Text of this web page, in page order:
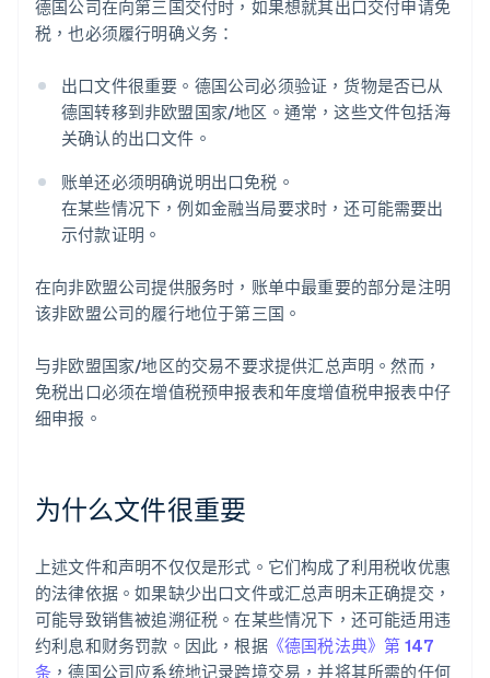
德国公司在向第三国交付时，如果想就其出口交付申请免
税，也必须履行明确义务：
出口文件很重要。德国公司必须验证，货物是否已从
德国转移到非欧盟国家/地区。通常，这些文件包括海
关确认的出口文件。
账单还必须明确说明出口免税。
在某些情况下，例如金融当局要求时，还可能需要出
示付款证明。
在向非欧盟公司提供服务时，账单中最重要的部分是注明
该非欧盟公司的履行地位于第三国。
与非欧盟国家/地区的交易不要求提供汇总声明。然而，
免税出口必须在增值税预申报表和年度增值税申报表中仔
细申报。
为什么文件很重要
上述文件和声明不仅仅是形式。它们构成了利用税收优惠
的法律依据。如果缺少出口文件或汇总声明未正确提交，
可能导致销售被追溯征税。在某些情况下，还可能适用违
约利息和财务罚款。因此，根据《德国税法典》第 147
条 ，德国公司应系统地记录跨境交易，并将其所需的任何